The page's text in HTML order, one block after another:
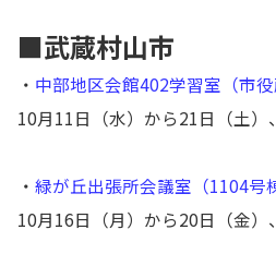
■武蔵村山市
・ 中部地区会館402学習室（市役
10月11日（水）から21日（土）
・ 緑が丘出張所会議室（1104号
10月16日（月）から20日（金）